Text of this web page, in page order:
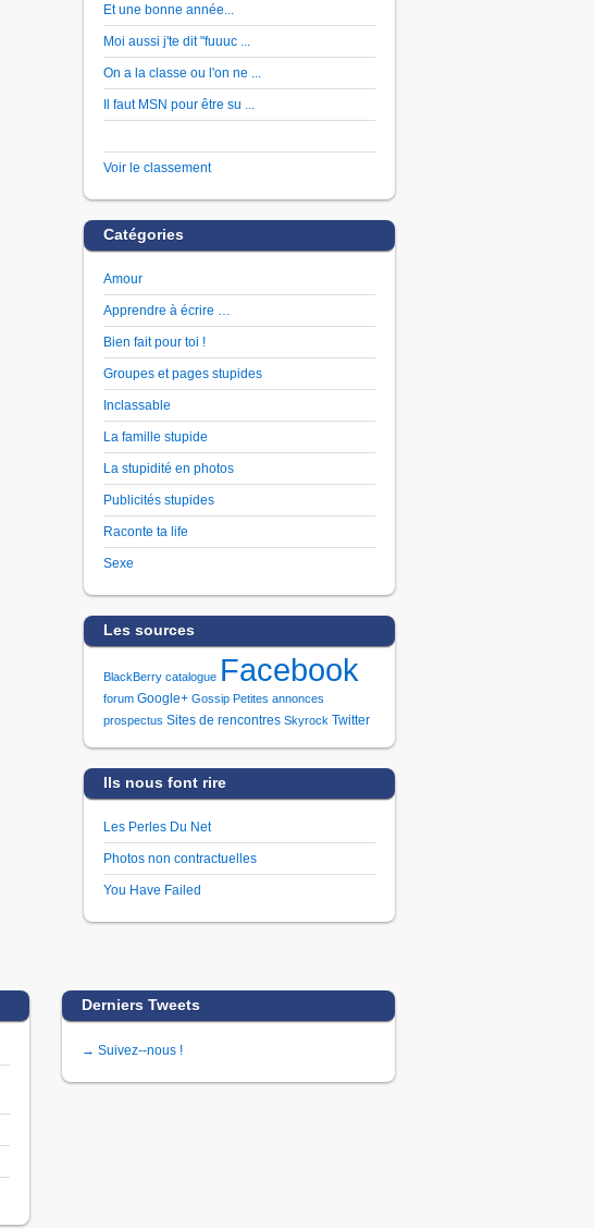
Et une bonne année...
Moi aussi j'te dit "fuuuc ...
On a la classe ou l'on ne ...
Il faut MSN pour être su ...
Voir le classement
Catégories
Amour
Apprendre à écrire …
Bien fait pour toi !
Groupes et pages stupides
Inclassable
La famille stupide
La stupidité en photos
Publicités stupides
Raconte ta life
Sexe
Les sources
BlackBerry catalogue Facebook
forum Google+ Gossip Petites annonces
prospectus Sites de rencontres Skyrock Twitter
Ils nous font rire
Les Perles Du Net
Photos non contractuelles
You Have Failed
Derniers Tweets
→ Suivez--nous !